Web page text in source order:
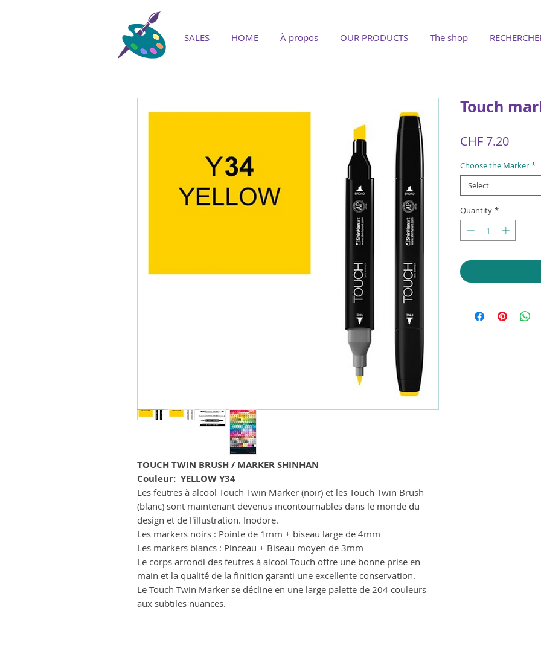
SALES HOME À propos OUR PRODUCTS The shop
TOUCH TWIN BRUSH / MARKER SHINHAN
Couleur: YELLOW Y34
Les feutres à alcool Touch Twin Marker (noir) et les Touch Twin Brush
(blanc) sont maintenant devenus incontournables dans le monde du
design et de l'illustration. Inodore.
Les markers noirs : Pointe de 1mm + biseau large de 4mm
Les markers blancs : Pinceau + Biseau moyen de 3mm
Le corps arrondi des feutres à alcool Touch offre une bonne prise en
main et la qualité de la finition garanti une excellente conservation.
Le Touch Twin Marker se décline en une large palette de 204 couleurs
aux subtiles nuances.
Touch
CHF 7.20Price
Choose the Marker *
Select
Quantity *